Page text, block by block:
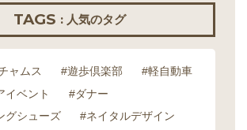
TAGS : 人気のタグ
ャムス #遊歩倶楽部
#軽自動車
イベント
#ダナー
グシューズ
#ネイタルデザイン